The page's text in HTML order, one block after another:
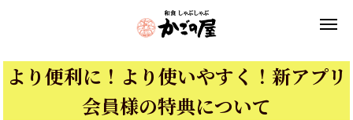
より便利に！より使いやすく！新アプリ
会員様の特典について